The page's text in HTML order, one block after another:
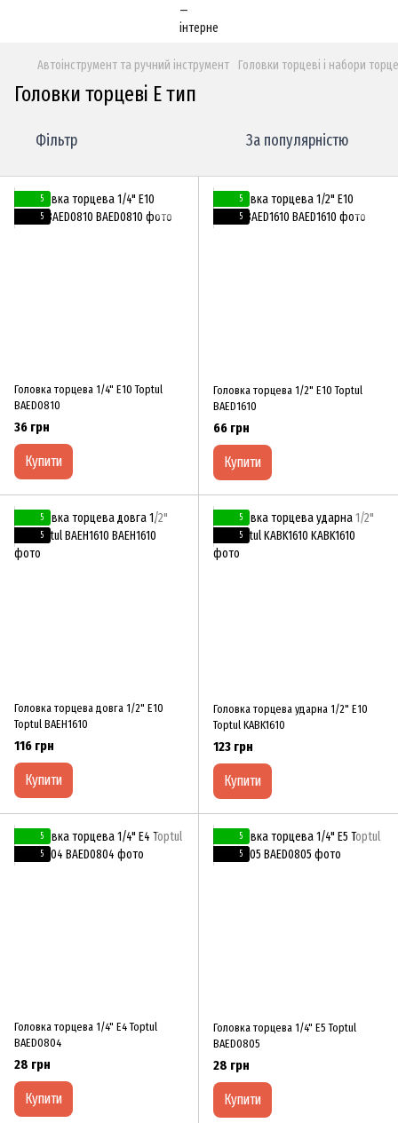
Автоінструмент та ручний інструмент Головки торцеві і набори
Головки торцеві Е тип
Фільтр За популярністю
5
5
Головка торцева 1/4" E10 Toptul
BAED0810
36 грн
Купити
5
5
Головка торцева 1/2" E10 Toptul
BAED1610
66 грн
Купити
5
5
Головка торцева довга 1/2" E10
Toptul BAEH1610
116 грн
Купити
5
5
Головка торцева ударна 1/2" E10
Toptul KABK1610
123 грн
Купити
5
5
Головка торцева 1/4" E4 Toptul
BAED0804
28 грн
Купити
5
5
Головка торцева 1/4" E5 Toptul
BAED0805
28 грн
Купити